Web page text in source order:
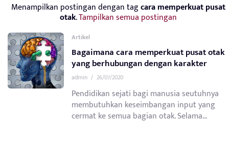
Menampilkan postingan dengan tagcara memperkuat pusat
otak.Tampilkan semua postingan
Artikel
Bagaimana cara memperkuat pusat otak
yang berhubungan dengan karakter
admin / 26/07/2020
Pendidikan sejati bagi manusia seutuhnya
membutuhkan keseimbangan input yang
cermat ke semua bagian otak. Selama...